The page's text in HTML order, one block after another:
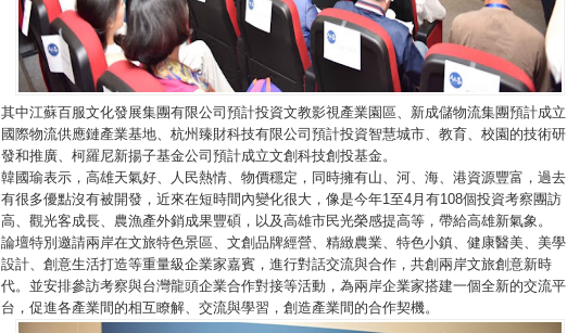
其中江蘇百服文化發展集團有限公司預計投資文教影視產業園區、新成儲物流集團預計成立
國際物流供應鏈產業基地、杭州臻財科技有限公司預計投資智慧城市、教育、校園的技術研
發和推廣、柯羅尼新揚子基金公司預計成立文創科技創投基金。
韓國瑜表示，高雄天氣好、人民熱情、物價穩定，同時擁有山、河、海、港資源豐富，過去
有很多優點沒有被開發，近來在短時間內變化很大，像是今年1至4月有108個投資考察團訪
高、觀光客成長、農漁產外銷成果豐碩，以及高雄市民光榮感提高等，帶給高雄新氣象。
論壇特別邀請兩岸在文旅特色景區、文創品牌經營、精緻農業、特色小鎮、健康醫美、美學
設計、創意生活打造等重量級企業家嘉賓，進行對話交流與合作，共創兩岸文旅創意新時
代。並安排參訪考察與台灣龍頭企業合作對接等活動，為兩岸企業家搭建一個全新的交流平
台，促進各產業間的相互瞭解、交流與學習，創造產業間的合作契機。